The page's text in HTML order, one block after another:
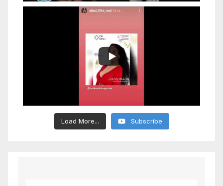
Load More... Subscribe